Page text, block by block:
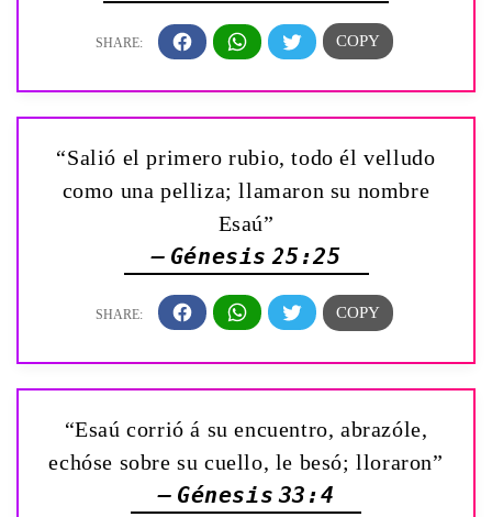
“Salió el primero rubio, todo él velludo
como una pelliza; llamaron su nombre
Esaú”
— Génesis 25:25
“Esaú corrió á su encuentro, abrazóle,
echóse sobre su cuello, le besó; lloraron”
— Génesis 33:4